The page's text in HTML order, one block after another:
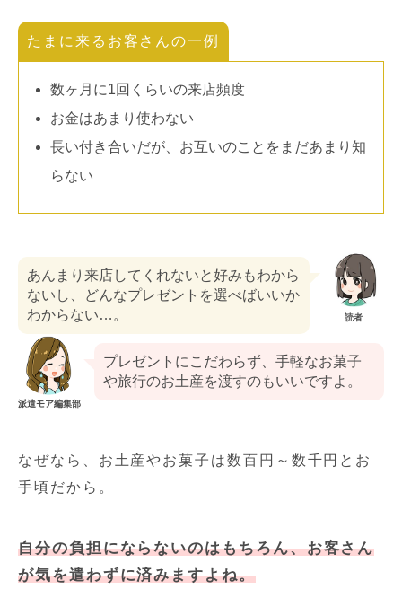
たまに来るお客さんの一例
数ヶ月に1回くらいの来店頻度
お金はあまり使わない
長い付き合いだが、お互いのことをまだあまり知
らない
あんまり来店してくれないと好みもわから
ないし、どんなプレゼントを選べばいいか
わからない…。
読者
派遣モア編集部
プレゼントにこだわらず、手軽なお菓子
や旅行のお土産を渡すのもいいですよ。
なぜなら、お土産やお菓子は数百円～数千円とお
手頃だから。
自分の負担にならないのはもちろん、お客さん
が気を遣わずに済みますよね。